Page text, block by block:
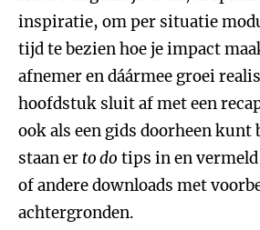
inspiratie, om per situatie
tijd te bezien hoe je impact
afnemer en dáármee groei
hoofdstuk sluit af met een
ook als een gids doorheen kunt
staan er to do tips in en vermeld
of andere downloads met
achtergronden.